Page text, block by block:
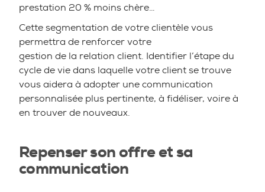
prestation 20 % moins chère…
Cette segmentation de votre clientèle vous
permettra de renforcer votre
gestion de la relation client. Identifier l’étape du
cycle de vie dans laquelle votre client se trouve
vous aidera à adopter une communication
personnalisée plus pertinente, à fidéliser, voire à
en trouver de nouveaux.
Repenser son offre et sa
communication